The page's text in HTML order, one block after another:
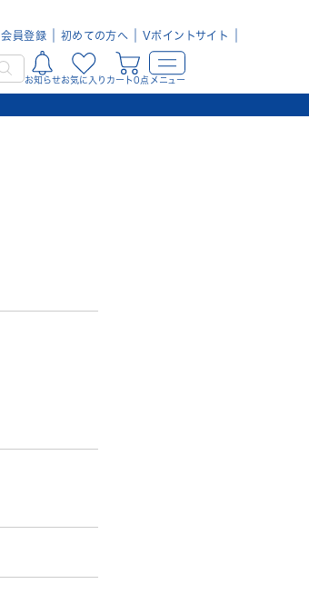
会員登録 初めての方へ Vポイントサイト
お知らせお気に入り カート0点 メニュー